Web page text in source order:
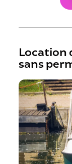
Location
sans